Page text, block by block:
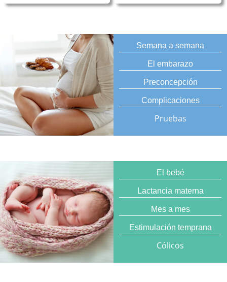
Semana a semana
El embarazo
Preconcepción
Complicaciones
Pruebas
El bebé
Lactancia materna
Mes a mes
Estimulación temprana
Cólicos